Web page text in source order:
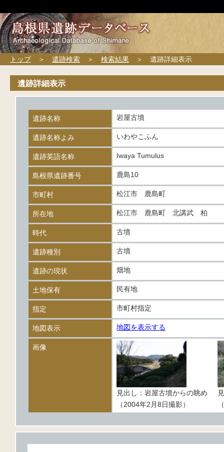
トップ＞ 遺跡検索 ＞ 検索結果 ＞ 遺跡詳細表示
遺跡詳細表示
遺跡名称 岩屋古墳
遺跡名称よみ いわやこふん
遺跡英語名称 Iwaya Tumulus
島根県遺跡番号 鹿島10
市町村 松江市 鹿島町
所在地 松江市 鹿島町 北講武 柏
時代 古墳
遺跡種別 古墳
遺跡の現状 畑地
土地保有 民有地
指定 市町村指定
地図表示 地図を表示する
画像
見出し：岩屋古墳からの眺め
（2004年2月8日撮影）